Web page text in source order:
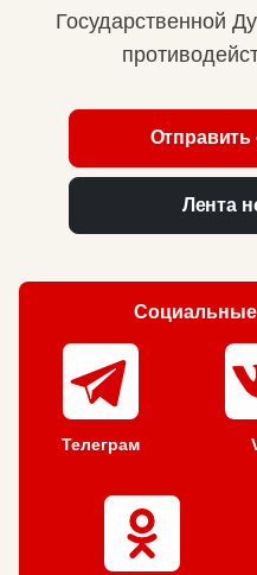
Государственной
Лента
Социальные
Телеграм